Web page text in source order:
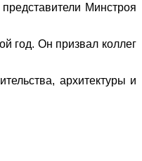
Минстроя
год. Он призвал коллег
архитектуры и